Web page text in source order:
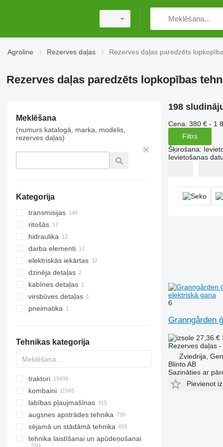
Agroline Rezerves daļas Rezerves daļas paredzēts
Rezerves daļas paredzēts lopkopības
Meklēšana
(numurs katalogā, marka, modelis,
rezerves daļas)
Kategorija
transmisijas
ātrumkārba
reduktori
kardānvārpstas
jūgvārpstas
jaudas noņemšanas kārbas
ātrumkārbas korpusi
citas transmisijas rezerves daļas
ritošās
asis
gaitas reduktori
hidraulika
hidrosadalītāji
hidrocilindri
hidromotori
citas hidraulikas detaļas
darba elementi
ķēžrati
pievēlējveltņi
citi darba elementi
elektriskās iekārtas
sensori
rādītāju paneļi
slodzes momenta indikatori
monitori
dzinēja detaļas
eļļas filtra korpusi
kabīnes detaļas
kabīnes
virsbūves detaļas
rāmji
pneimatika
Tehnikas kategorija
traktori
kāpurķēžu traktori
mini traktori
riteņtraktori
kombaini
kokvilnas kombaini
biešu kombaini
graudu kombaini
lopbarības kombaini
labības pļaujmašīnas
graudu hederi
kukurūzas pļaujmašīnas
rapša galdi
augsnes apstrādes tehnika
ecēšas
irdinātāji
sējamā un stādāmā tehnika
dēstu stādāmās mašīnas
tehnika laistīšanai un apūdeņošanai
198
Cena: 380 € - 1
Filtrs
Šķirošana:
Ievietošanas
elektriskā gana
6
Granngården
27,36 €
Rezerves daļas
Zviedrija,
Blinto AB
Sazināties ar
Pievienot